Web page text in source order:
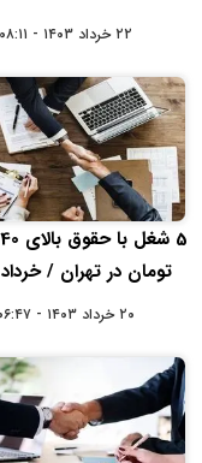
۲۲ خرداد ۱۴۰۳ - ۰۸:۱۱
تومان در تهران / خرداد 1403
۲۰ خرداد ۱۴۰۳ - ۰۶:۴۷